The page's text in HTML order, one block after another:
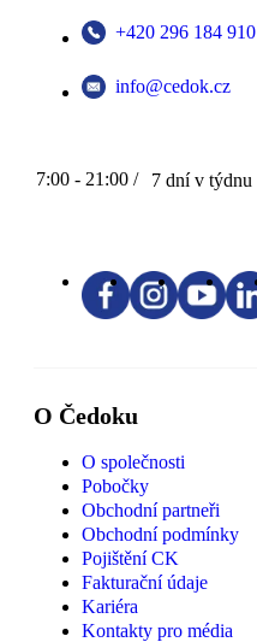
+420 296 184 910
info@cedok.cz
7:00 - 21:00 / 7 dní v týdnu
O Čedoku
O společnosti
Pobočky
Obchodní partneři
Obchodní podmínky
Pojištění CK
Fakturační údaje
Kariéra
Kontakty pro média